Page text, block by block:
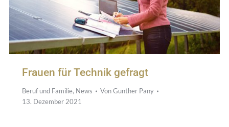
Frauen für Technik gefragt
Beruf und Familie, News VonGunther Pany
13. Dezember 2021